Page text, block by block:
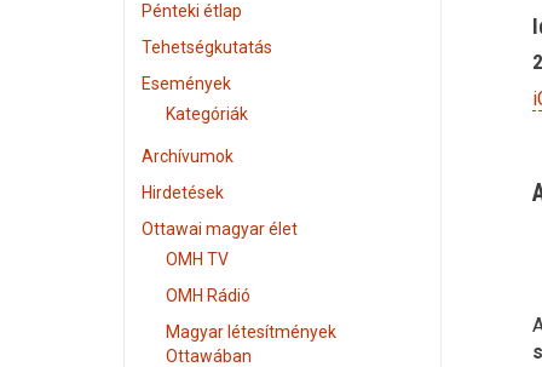
Pénteki étlap
Tehetségkutatás
Események
Kategóriák
Archívumok
Hirdetések
Ottawai magyar élet
OMH TV
OMH Rádió
Magyar létesítmények
Ottawában